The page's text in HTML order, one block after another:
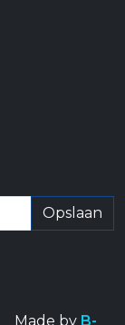
Opslaan
Made by B-